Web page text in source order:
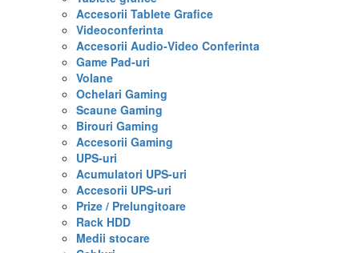
Accesorii Tablete Grafice
Videoconferinta
Accesorii Audio-Video Conferinta
Game Pad-uri
Volane
Ochelari Gaming
Scaune Gaming
Birouri Gaming
Accesorii Gaming
UPS-uri
Acumulatori UPS-uri
Accesorii UPS-uri
Prize / Prelungitoare
Rack HDD
Medii stocare